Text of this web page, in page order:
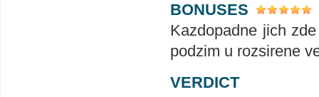
BONUSES
Kazdopadne jich
podzim u rozsirene
VERDICT